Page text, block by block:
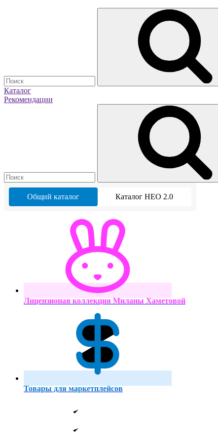
Каталог
Рекомендации
Общий каталог Каталог НЕО 2.0
Лицензионая коллекция Миланы Хаметовой
Товары для маркетплейсов